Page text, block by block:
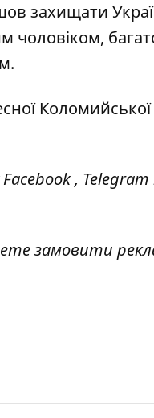
захищати
чоловіком,
Facebook, Telegram
замовити